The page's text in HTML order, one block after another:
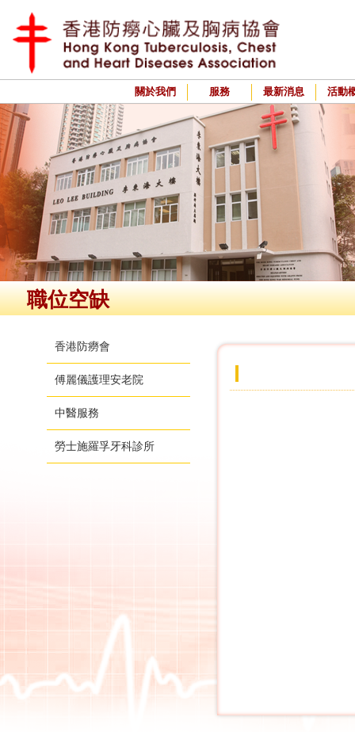
關於我們 服務 最新消息 活動
職位空缺
香港防癆會
傅麗儀護理安老院
中醫服務
勞士施羅孚牙科診所